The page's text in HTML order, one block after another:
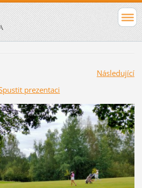
Následující
prezentaci